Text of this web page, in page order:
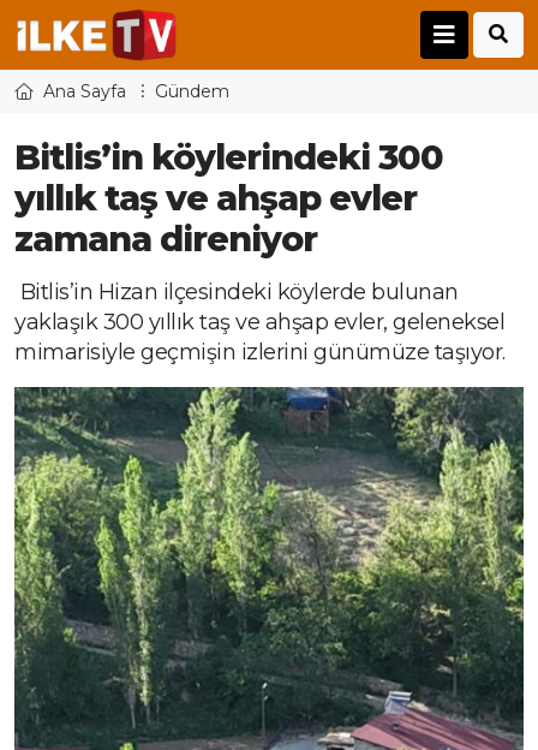
Ana Sayfa Gündem
Bitlis’in köylerindeki 300
yıllık taş ve ahşap evler
zamana direniyor
Bitlis’in Hizan ilçesindeki köylerde bulunan
yaklaşık 300 yıllık taş ve ahşap evler, geleneksel
mimarisiyle geçmişin izlerini günümüze taşıyor.